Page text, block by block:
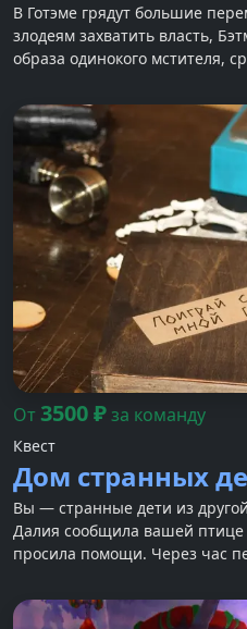
В Готэме грядут большие
злодеям захватить власть,
образа одинокого мстителя,
От3500₽за команду
Квест
Дом странных
Вы — странные дети из
Далия сообщила вашей
просила помощи. Через час